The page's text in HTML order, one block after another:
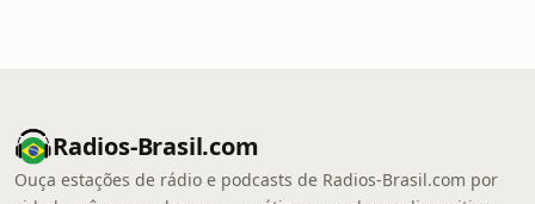
Radios-Brasil.com
Ouça estações de rádio e podcasts de Radios-Brasil.com por